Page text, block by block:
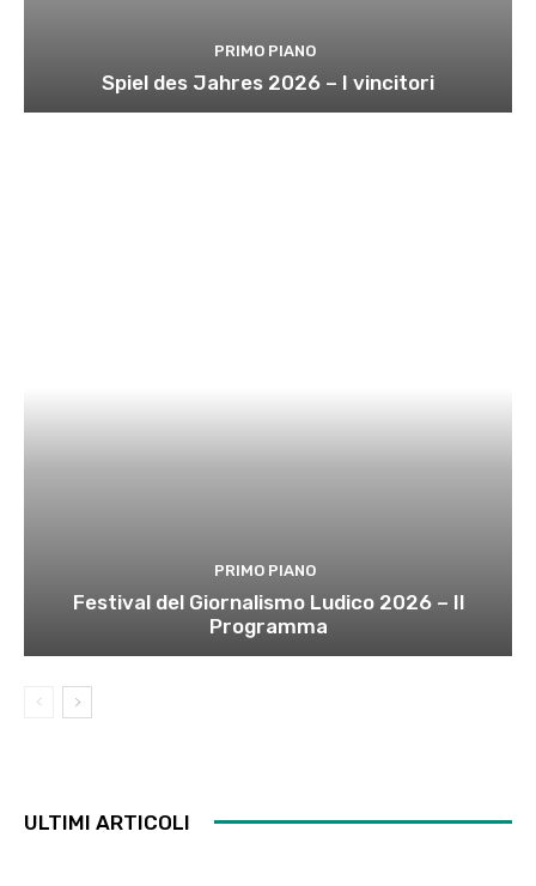
PRIMO PIANO
Spiel des Jahres 2026 – I vincitori
PRIMO PIANO
Festival del Giornalismo Ludico 2026 – Il
Programma
ULTIMI ARTICOLI